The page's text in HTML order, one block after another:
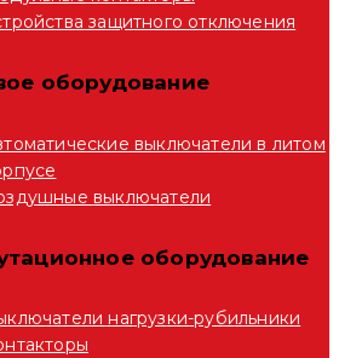
защитного отключения
оборудование
выключатели в литом
выключатели
оборудование
нагрузки-рубильники